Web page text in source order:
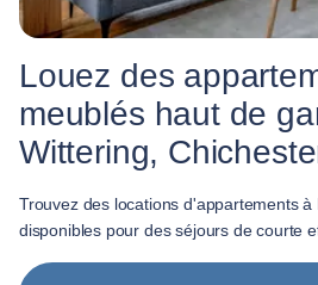
Louez des
meublés haut de
Wittering,
Trouvez des locations d'appartements à
disponibles pour des séjours de courte